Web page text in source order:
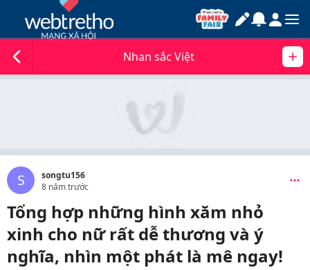
Nhan sắc Việt
S
songtu156
8 năm trước
Tổng hợp những hình xăm nhỏ
xinh cho nữ rất dễ thương và ý
nghĩa, nhìn một phát là mê ngay!